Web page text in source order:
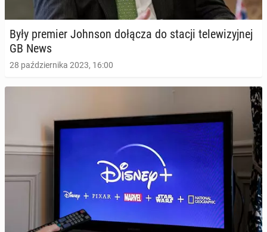
Były premier Johnson dołącza do stacji te­le­wi­zyj­nej
GB News
28 października 2023, 16:00